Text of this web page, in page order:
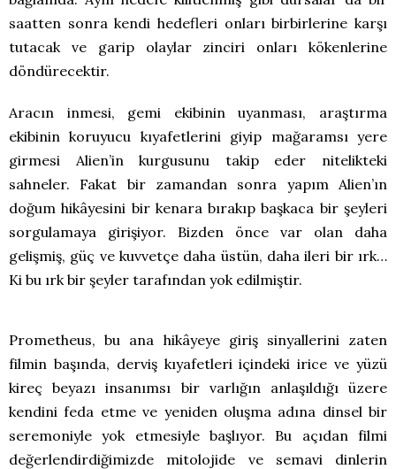
saatten sonra kendi hedefleri onları birbirlerine karşı
tutacak ve garip olaylar zinciri onları kökenlerine
döndürecektir.
Aracın inmesi, gemi ekibinin uyanması, araştırma
ekibinin koruyucu kıyafetlerini giyip mağaramsı yere
girmesi Alien’in kurgusunu takip eder nitelikteki
sahneler. Fakat bir zamandan sonra yapım Alien’ın
doğum hikâyesini bir kenara bırakıp başkaca bir şeyleri
sorgulamaya girişiyor. Bizden önce var olan daha
gelişmiş, güç ve kuvvetçe daha üstün, daha ileri bir ırk…
Ki bu ırk bir şeyler tarafından yok edilmiştir.
Prometheus, bu ana hikâyeye giriş sinyallerini zaten
filmin başında, derviş kıyafetleri içindeki irice ve yüzü
kireç beyazı insanımsı bir varlığın anlaşıldığı üzere
kendini feda etme ve yeniden oluşma adına dinsel bir
seremoniyle yok etmesiyle başlıyor. Bu açıdan filmi
değerlendirdiğimizde mitolojide ve semavi dinlerin